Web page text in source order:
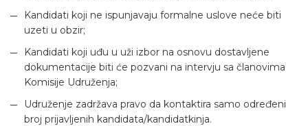
Kandidati koji ne ispunjavaju formalne uslove neće biti
uzeti u obzir;
Kandidati koji uđu u uži izbor na osnovu dostavljene
dokumentacije biti će pozvani na intervju sa članovima
Komisije Udruženja;
Udruženje zadržava pravo da kontaktira samo određeni
broj prijavljenih kandidata/kandidatkinja.